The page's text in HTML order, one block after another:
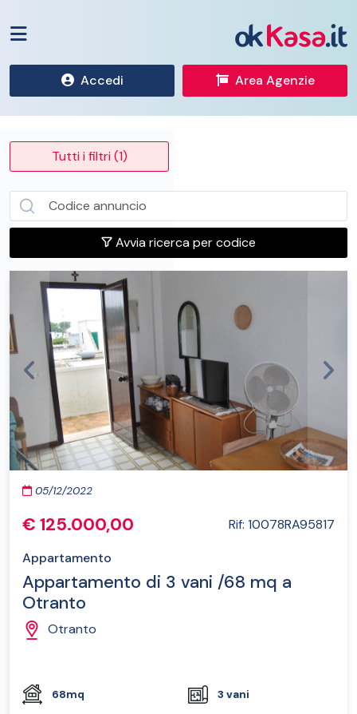
Accedi Area Agenzie
Tutti i filtri (1)
Avvia ricerca per codice
Previous Next
05/12/2022
€ 125.000,00
Rif: 10078RA95817
Appartamento
Appartamento di 3 vani /68 mq a
Otranto
Otranto
68mq 3 vani